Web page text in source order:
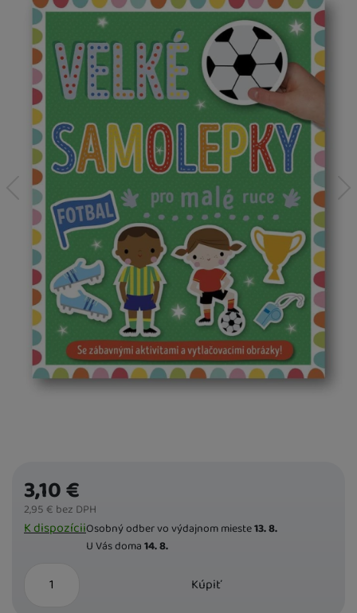
Dostupnost
K dispozíciiOsobný odber vo výdajnom mieste13. 8.
U Vás doma14. 8.
3,10€
2,95€ bez DPH
Kúpiť
predchádzajúci nasledujúci